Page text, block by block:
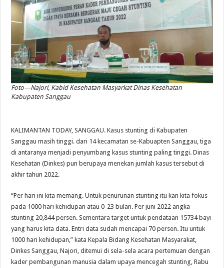
Foto—Najori, Kabid Kesehatan Masyarkat Dinas Kesehatan
Kabupaten Sanggau
KALIMANTAN TODAY, SANGGAU. Kasus stunting di Kabupaten
Sanggau masih tinggi. dari 14 kecamatan se-Kabuapten Sanggau, tiga
di antaranya menjadi penyumbang kasus stunting paling tinggi. Dinas
Kesehatan (Dinkes) pun berupaya menekan jumlah kasus tersebut di
akhir tahun 2022.
“Per hari ini kita memang. Untuk penurunan stunting itu kan kita fokus
pada 1000 hari kehidupan atau 0-23 bulan. Per juni 2022 angka
stunting 20,844 persen. Sementara target untuk pendataan 15734 bayi
yang harus kita data. Entri data sudah mencapai 70 persen. Itu untuk
1000 hari kehidupan,” kata Kepala Bidang Kesehatan Masyarakat,
Dinkes Sanggau, Najori, ditemui di sela-sela acara pertemuan dengan
kader pembangunan manusia dalam upaya mencegah stunting, Rabu